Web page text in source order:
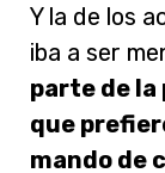
Y la de los
iba a ser
parte de la
que
mando de